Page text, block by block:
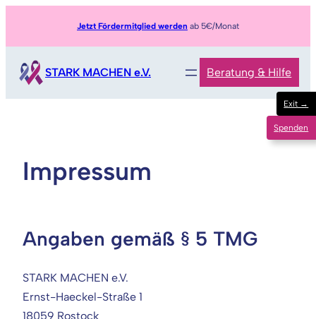
Jetzt Fördermitglied werden ab 5€/Monat
STARK MACHEN e.V. Beratung & Hilfe
Impressum
Angaben gemäß § 5 TMG
STARK MACHEN e.V.
Ernst-Haeckel-Straße 1
18059 Rostock
Exit →
Spenden